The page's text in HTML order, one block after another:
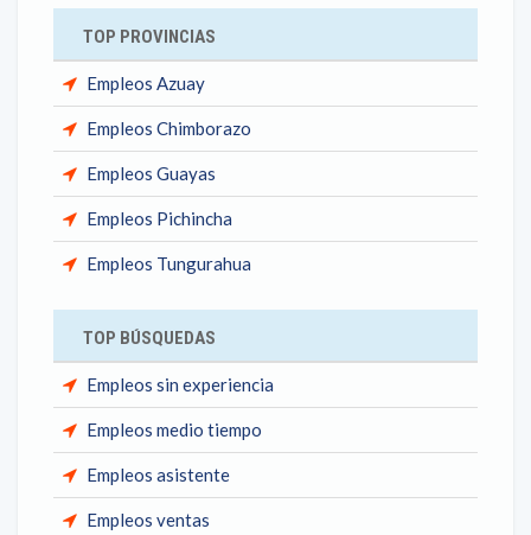
TOP PROVINCIAS
Empleos Azuay
Empleos Chimborazo
Empleos Guayas
Empleos Pichincha
Empleos Tungurahua
TOP BÚSQUEDAS
Empleos sin experiencia
Empleos medio tiempo
Empleos asistente
Empleos ventas